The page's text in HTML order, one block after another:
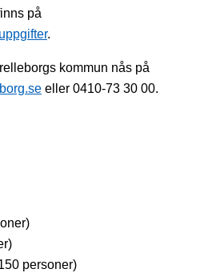
på
.
kommun nås på
eller 0410-73 30 00.
personer)